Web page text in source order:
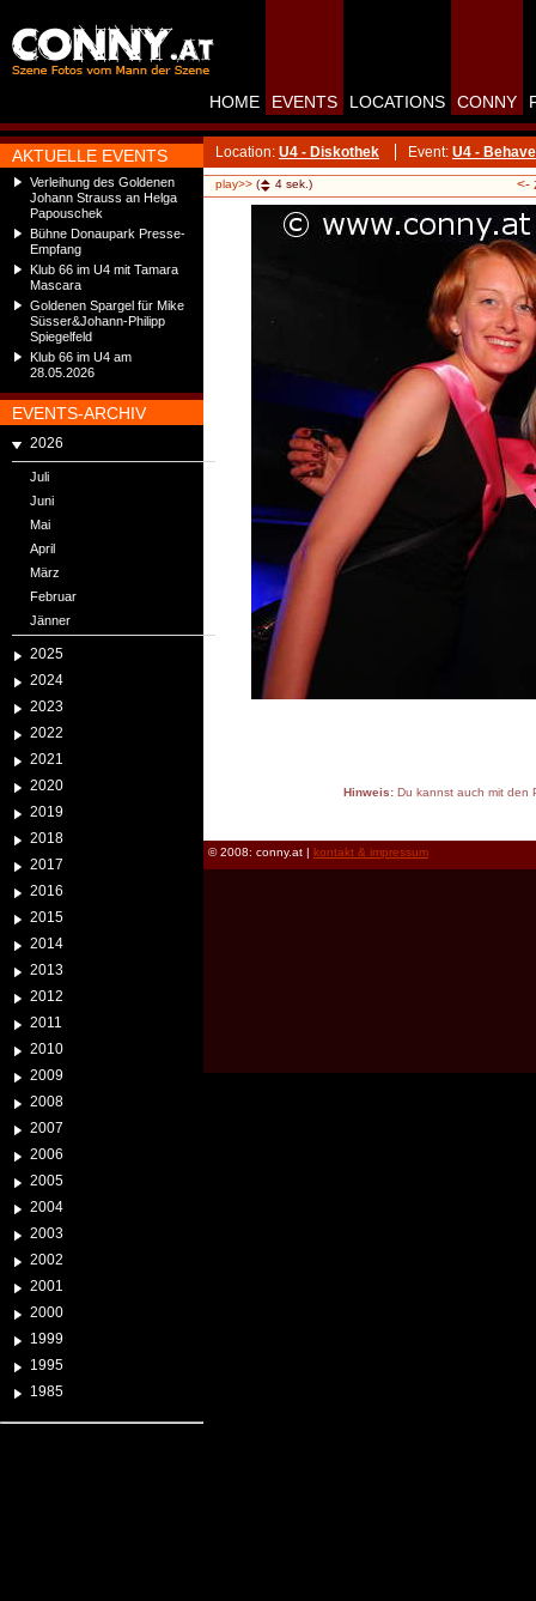
AKTUELLE EVENTS
Verleihung des Goldenen
Johann Strauss an Helga
Papouschek
Bühne Donaupark Presse-
Empfang
Klub 66 im U4 mit Tamara
Mascara
Goldenen Spargel für Mike
Süsser&Johann-Philipp
Spiegelfeld
Klub 66 im U4 am
28.05.2026
EVENTS-ARCHIV
2026
Juli
Juni
Mai
April
März
Februar
Jänner
2025
2024
2023
2022
2021
2020
2019
2018
2017
2016
2015
2014
2013
2012
2011
2010
2009
2008
2007
2006
2005
2004
2003
2002
2001
2000
1999
1995
1985
HOME EVENTS LOCATIONS CONNY
Location: U4 - Diskothek Event: U4 - Behave
play>> ( 4 sek.) <-
Hinweis:Du kannst auch mit den
© 2008: conny.at | kontakt & impressum